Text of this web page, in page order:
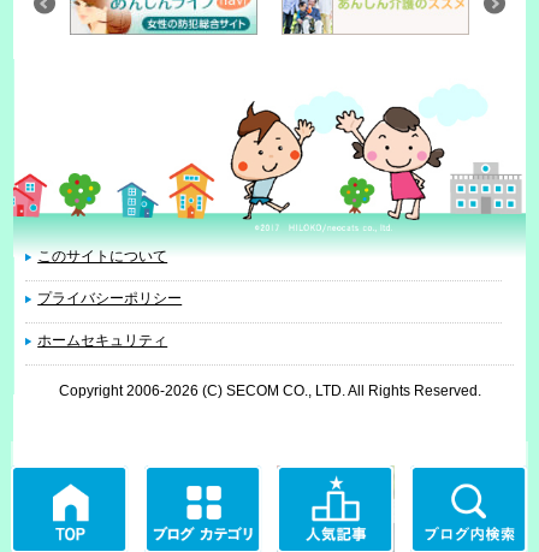
このサイトについて
プライバシーポリシー
ホームセキュリティ
Copyright 2006-2026 (C) SECOM CO., LTD. All Rights Reserved.